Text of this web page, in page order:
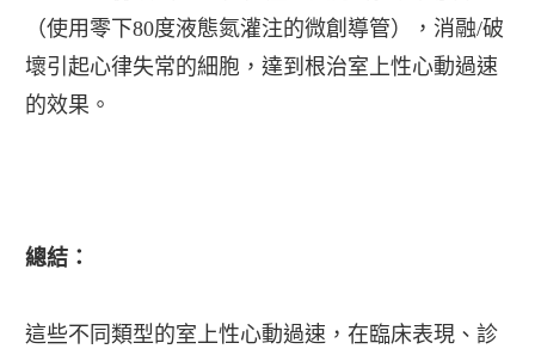
（使用零下80度液態氮灌注的微創導管），消融/破
壞引起心律失常的細胞，達到根治室上性心動過速
的效果。
總結：
這些不同類型的室上性心動過速，在臨床表現、診